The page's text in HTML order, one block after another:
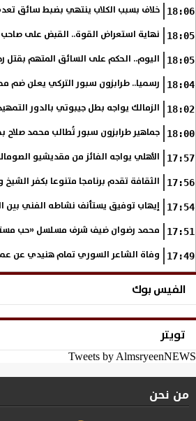
18:06 خلاف بسبب الكلاب ينتهي بضبط سائق
18:05 نهاية استعراض القوة.. القبض على
18:05 اليوم.. الحكم على السائق المتهم بقتل رجل
18:04 رسميا.. طرابزون سبور التركي يعلن ضم
18:02 الزمالك يواجه بطل جيبوتي بالدور
18:00 جماهير طرابزون سبور تُطالب محمد صلاح
17:57 الأهلي يواجه الفائز من مقديشيو
17:56 الثقافة تقدم برنامجا متنوعا بكفر
17:54 إيهاب توفيق يستأنف نشاطه الفني بين
17:51 محمد رضوان ضيف شرف مسلسل «حب
17:49 وفاة الشاعر السوري تمام هنيدي عن عمر ناهز
الفيس بوك
تويتر
Tweets by AlmsryeenNEWS
من نحن